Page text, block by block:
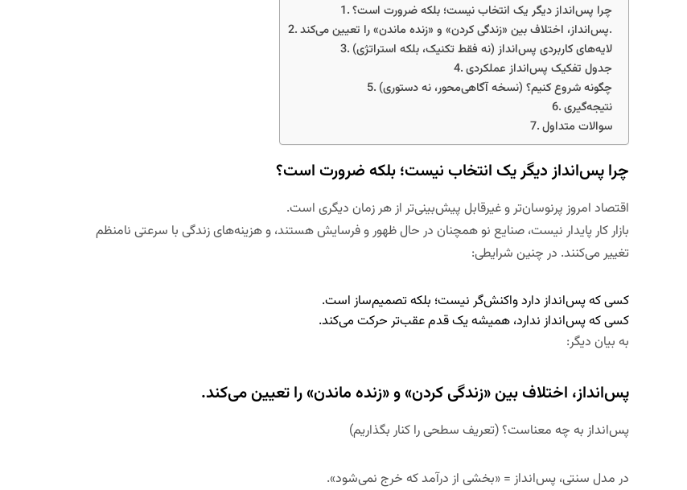
چرا پس‌انداز دیگر یک انتخاب نیست؛ بلکه ضرورت است؟
پس‌انداز، اختلاف بین «زندگی کردن» و «زنده ماندن» را تعیین می‌کند.
لایه‌های کاربردی پس‌انداز (نه فقط تکنیک، بلکه استراتژی)
جدول تفکیک پس‌انداز عملکردی
چگونه شروع کنیم؟ (نسخه آگاهی‌محور، نه دستوری)
نتیجه‌گیری
سوالات متداول
چرا پس‌انداز دیگر یک انتخاب نیست؛ بلکه ضرورت است؟
اقتصاد امروز پرنوسان‌تر و غیرقابل پیش‌بینی‌تر از هر زمان دیگری است.
بازار کار پایدار نیست، صنایع نو همچنان در حال ظهور و فرسایش هستند، و هزینه‌های زندگی با سرعتی نامنظم
تغییر می‌کنند. در چنین شرایطی:
کسی که پس‌انداز داردواکنش‌گر نیست؛ بلکهتصمیم‌ساز است.
کسی که پس‌انداز ندارد، همیشه یک قدم عقب‌تر حرکت می‌کند.
به بیان دیگر:
پس‌انداز، اختلاف بین «زندگی کردن» و «زنده ماندن» را تعیین می‌کند.
پس‌انداز به چه معناست؟ (تعریف سطحی را کنار بگذاریم)
در مدل سنتی، پس‌انداز = «بخشی از درآمد که خرج نمی‌شود».